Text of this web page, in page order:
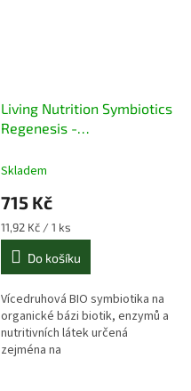
Living Nutrition Symbiotics
Regenesis -
s artyčokem a čekankou
Skladem
715 Kč
Měrná
cena:
11,92 Kč / 1 ks
Do košíku
Vícedruhová BIO symbiotika na
organické bázi biotik, enzymů a
nutritivních látek určená
zejména na